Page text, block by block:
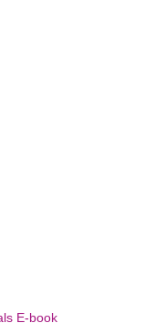
E-book